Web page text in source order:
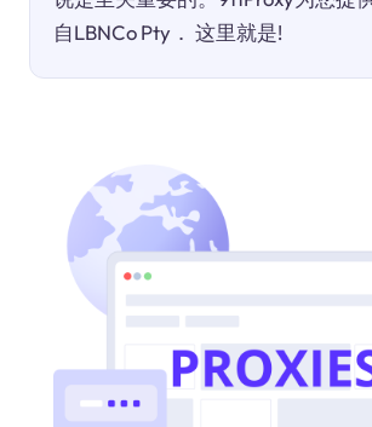
自LBNCo Pty． 这里就是!